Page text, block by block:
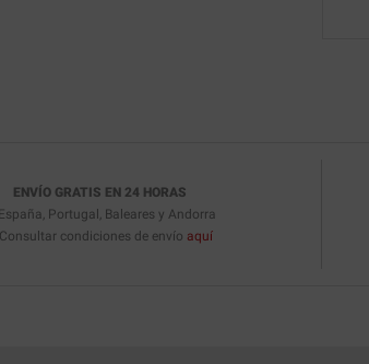
ENVÍO GRATIS EN 24 HORAS
Portugal, Baleares y Andorra
condiciones de envío aquí